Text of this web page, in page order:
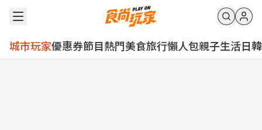
城市玩家優惠券節目熱門美食旅行懶人包親子生活日韓